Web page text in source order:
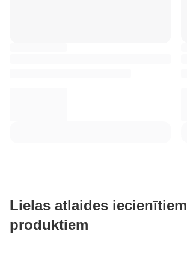
Lielas atlaides iecienītiem
produktiem